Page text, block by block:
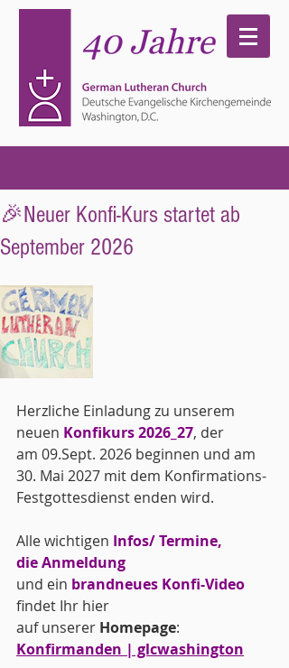
🎉Neuer Konfi-Kurs startet ab
September 2026
Herzliche Einladung zu unserem
neuen Konfikurs 2026_27, der
am 09.Sept. 2026 beginnen und am
30. Mai 2027 mit dem Konfirmations-
Festgottesdienst enden wird.
Alle wichtigen Infos/ Termine,
dieAnmeldung
und ein brandneues Konfi-Video
findet Ihr hier
auf unserer Homepage:
Konfirmanden | glcwashington